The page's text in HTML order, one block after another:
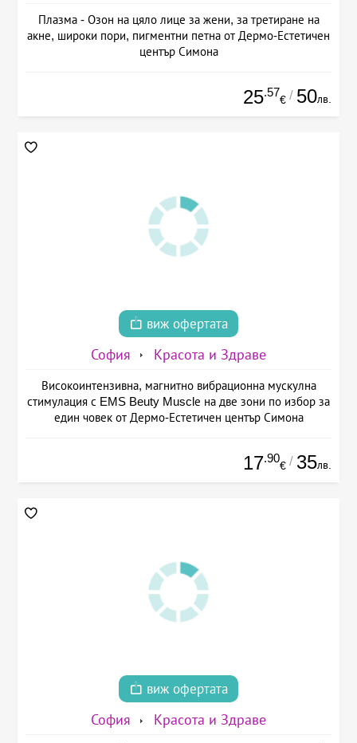
Плазма - Озон на цяло лице за жени, за третиране на
акне, широки пори, пигментни петна от Дермо-Естетичен
център Симона
25.57
€ / 50лв.
виж офертата
София Красота и Здраве
Високоинтензивна, магнитно вибрационна мускулна
стимулация с EMS Beuty Musclе на две зони по избор за
един човек от Дермо-Естетичен център Симона
17.90
€ / 35лв.
виж офертата
София Красота и Здраве